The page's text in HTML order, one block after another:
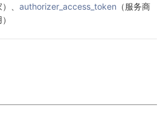
、 authorizer_access_token （服务商